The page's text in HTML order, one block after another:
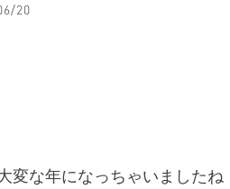
20
変な年になっちゃいました